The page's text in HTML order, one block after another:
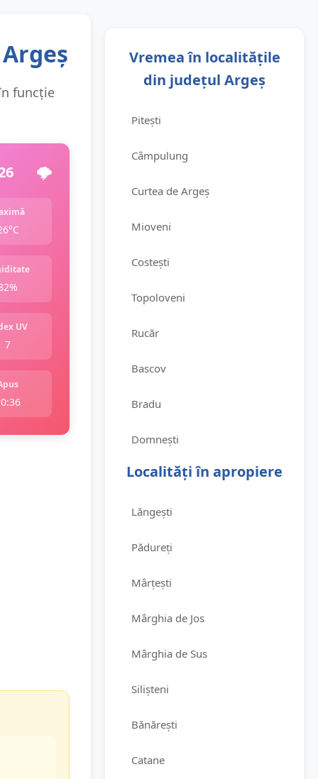
funcție
🌩️
UV
7
Vremea în localitățile
din județul Argeș
Pitești
Câmpulung
Curtea de Argeș
Mioveni
Costești
Topoloveni
Rucăr
Bascov
Bradu
Domnești
Localități în apropiere
Lăngești
Pădureți
Mârțești
Mârghia de Jos
Mârghia de Sus
Silișteni
Bănărești
Catane